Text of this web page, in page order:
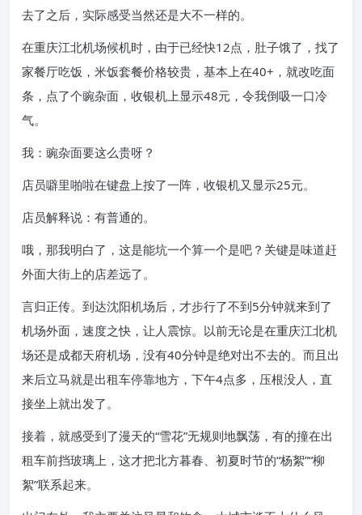
去了之后，实际感受当然还是大不一样的。
在重庆江北机场候机时，由于已经快12点，肚子饿了，找了
家餐厅吃饭，米饭套餐价格较贵，基本上在40+，就改吃面
条，点了个豌杂面，收银机上显示48元，令我倒吸一口冷
气。
我：豌杂面要这么贵呀？
店员噼里啪啦在键盘上按了一阵，收银机又显示25元。
店员解释说：有普通的。
哦，那我明白了，这是能坑一个算一个是吧？关键是味道赶
外面大街上的店差远了。
言归正传。到达沈阳机场后，才步行了不到5分钟就来到了
机场外面，速度之快，让人震惊。以前无论是在重庆江北机
场还是成都天府机场，没有40分钟是绝对出不去的。而且出
来后立马就是出租车停靠地方，下午4点多，压根没人，直
接坐上就出发了。
接着，就感受到了漫天的“雪花”无规则地飘荡，有的撞在出
租车前挡玻璃上，这才把北方暮春、初夏时节的“杨絮”“柳
絮”联系起来。